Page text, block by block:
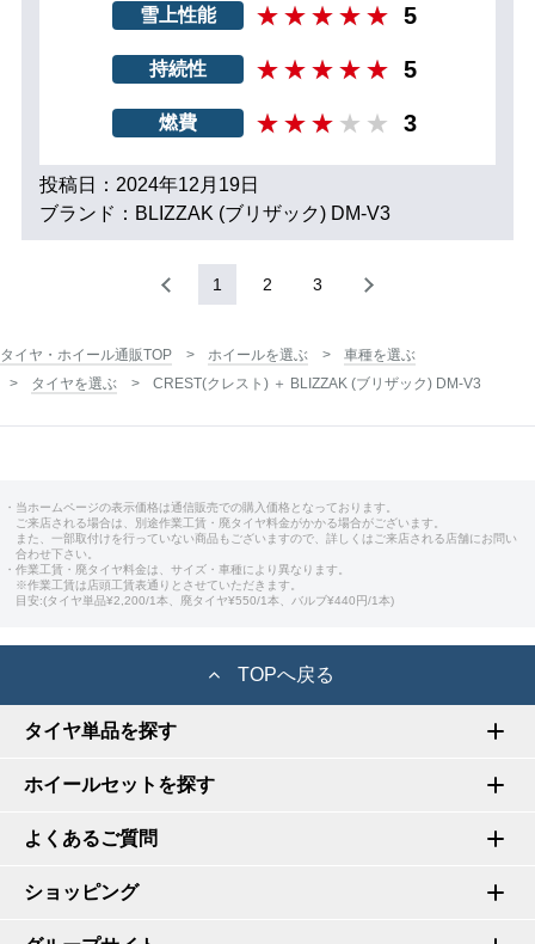
雪上性能 5
持続性 5
燃費 3
投稿日：2024年12月19日
ブランド：BLIZZAK (ブリザック) DM-V3
1 2 3
タイヤ・ホイール通販TOP ホイールを選ぶ
車種を選ぶ
タイヤを選ぶ
CREST(クレスト) ＋ BLIZZAK (ブリザック) DM-V3
・当ホームページの表示価格は通信販売での購入価格となっております。
ご来店される場合は、別途作業工賃・廃タイヤ料金がかかる場合がございます。
また、一部取付けを行っていない商品もございますので、詳しくはご来店される店舗にお問い
合わせ下さい。
・作業工賃・廃タイヤ料金は、サイズ・車種により異なります。
※作業工賃は店頭工賃表通りとさせていただきます。
目安:(タイヤ単品¥2,200/1本、廃タイヤ¥550/1本、バルブ¥440円/1本)
TOPへ戻る
タイヤ単品を探す
ホイールセットを探す
よくあるご質問
ショッピング